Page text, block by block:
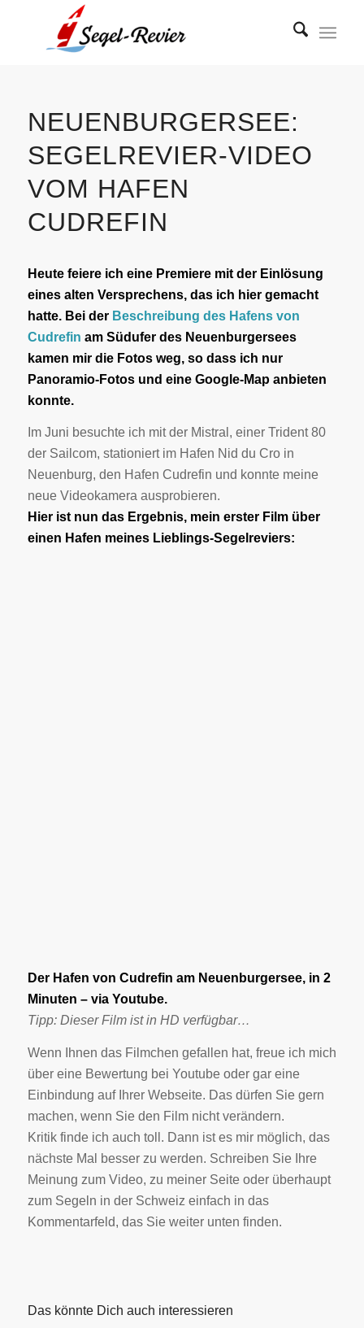
NEUENBURGERSEE:
SEGELREVIER-VIDEO
VOM HAFEN
CUDREFIN
Heute feiere ich eine Premiere mit der Einlösung
eines alten Versprechens, das ich hier gemacht
hatte. Bei der Beschreibung des Hafens von
Cudrefin am Südufer des Neuenburgersees
kamen mir die Fotos weg, so dass ich nur
Panoramio-Fotos und eine Google-Map anbieten
konnte.
Im Juni besuchte ich mit der Mistral, einer Trident 80
der Sailcom, stationiert im Hafen Nid du Cro in
Neuenburg, den Hafen Cudrefin und konnte meine
neue Videokamera ausprobieren.
Hier ist nun das Ergebnis, mein erster Film über
einen Hafen meines Lieblings-Segelreviers:
Der Hafen von Cudrefin am Neuenburgersee, in 2
Minuten – via Youtube.
Tipp: Dieser Film ist in HD verfügbar…
Wenn Ihnen das Filmchen gefallen hat, freue ich mich
über eine Bewertung bei Youtube oder gar eine
Einbindung auf Ihrer Webseite. Das dürfen Sie gern
machen, wenn Sie den Film nicht verändern.
Kritik finde ich auch toll. Dann ist es mir möglich, das
nächste Mal besser zu werden. Schreiben Sie Ihre
Meinung zum Video, zu meiner Seite oder überhaupt
zum Segeln in der Schweiz einfach in das
Kommentarfeld, das Sie weiter unten finden.
Das könnte Dich auch interessieren